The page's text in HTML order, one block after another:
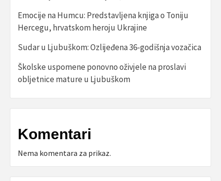
Emocije na Humcu: Predstavljena knjiga o Toniju
Hercegu, hrvatskom heroju Ukrajine
Sudar u Ljubuškom: Ozlijeđena 36-godišnja vozačica
Školske uspomene ponovno oživjele na proslavi
obljetnice mature u Ljubuškom
Komentari
Nema komentara za prikaz.